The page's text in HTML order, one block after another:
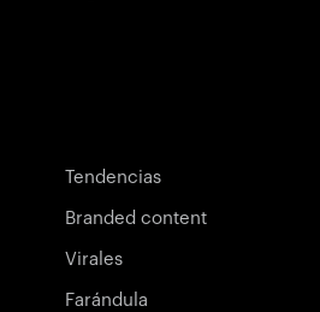
Tendencias
Branded content
Virales
Farándula